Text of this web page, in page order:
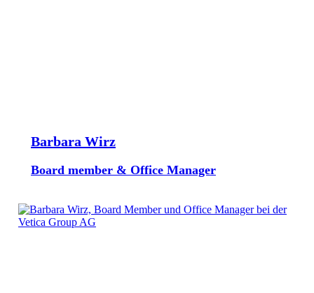
Barbara Wirz
Board member & Office Manager